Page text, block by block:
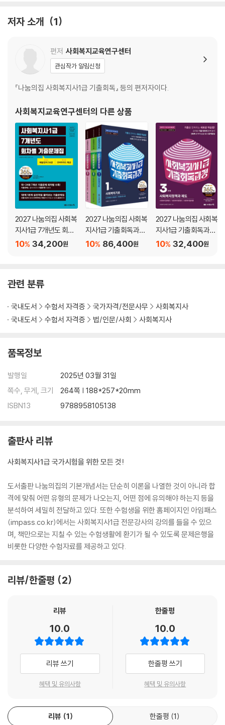
저자 소개 1
편저 사회복지교육연구센터
관심작가 알림신청
『나눔의집 사회복지사1급 기출회독』 등의 편저자이다.
사회복지교육연구센터의 다른 상품
2027 나눔의집 사회복
지사1급 7개년도 회차
별 기출문제집
34,200원
10%
2027 나눔의집 사회복
지사1급 기출회독과정
세트 86,400원
10%
2027 나눔의집 사회복
지사1급 기출회독과정
3과목 사회복지정책과
32,400원
10%
관련 분류
국내도서 수험서 자격증 국가자격/전문사무
사회복지사
국내도서
수험서 자격증 법/인문/사회 사회복지사
품목정보
발행일
2025년 03월 31일
쪽수, 무게, 크기
264쪽 | 188*257*20mm
ISBN13
9788958105138
출판사 리뷰
사회복지사1급 국가시험을 위한 모든 것!
도서출판 나눔의집의 기본개념서는 단순히 이론을 나열한 것이 아니라 합
격에 맞춰 어떤 유형의 문제가 나오는지, 어떤 점에 유의해야 하는지 등을
분석하여 세밀히 전달하고 있다. 또한 수험생을 위한 홈페이지인 아임패스
(impass.co.kr)에서는 사회복지사1급 전문강사의 강의를 들을 수 있으
며, 책만으로는 지칠 수 있는 수험생활에 환기가 될 수 있도록 문제은행을
비롯한 다양한 수험자료를 제공하고 있다.
리뷰/한줄평 2
리뷰
10.0
리뷰 쓰기
혜택 및 유의사항
한줄평
10.0
한줄평 쓰기
혜택 및 유의사항
리뷰 1 한줄평 1